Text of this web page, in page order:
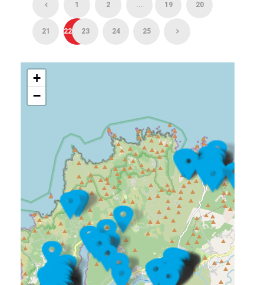
1 2 ... 19 20
21 22 23 24 25
+
−